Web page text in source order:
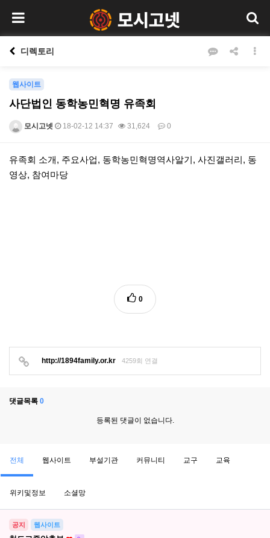
디렉토리
웹사이트
사단법인 동학농민혁명 유족회
모시고넷 18-02-12 14:37 31,624 0
본문
유족회 소개, 주요사업, 동학농민혁명역사알기, 사진갤러리, 동
영상, 참여마당
0
http://1894family.or.kr 4259회 연결
댓글목록 0
등록된 댓글이 없습니다.
전체 웹사이트 부설기관 커뮤니티 교구 교육
위키및정보 소셜망
공지 웹사이트